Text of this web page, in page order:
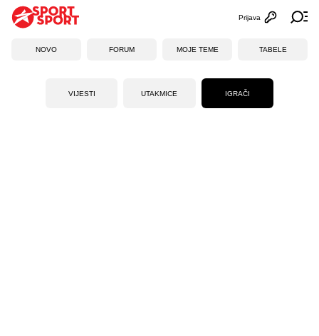
Otvori
Prijava
NOVO FORUM MOJE TEME TABELE
VIJESTI UTAKMICE IGRAČI